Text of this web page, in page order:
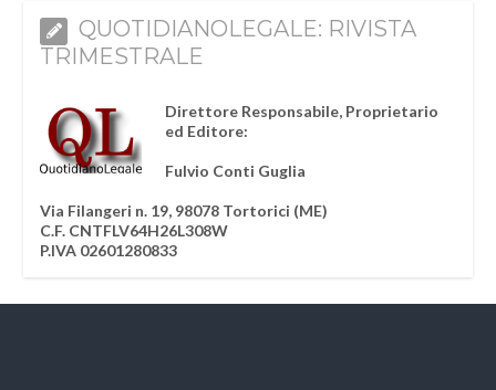
QUOTIDIANOLEGALE: RIVISTA
TRIMESTRALE
Direttore Responsabile, Proprietario
ed Editore:
Fulvio Conti Guglia
Via Filangeri n. 19, 98078 Tortorici (ME)
C.F. CNTFLV64H26L308W
P.IVA 02601280833